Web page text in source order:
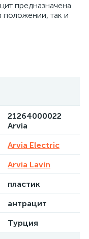
предназначена
положении, так и
21264000022
Arvia
Arvia Electric
Arvia Lavin
пластик
антрацит
Турция